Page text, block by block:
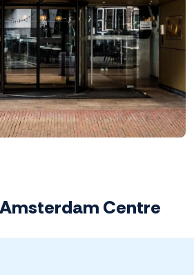
Centre